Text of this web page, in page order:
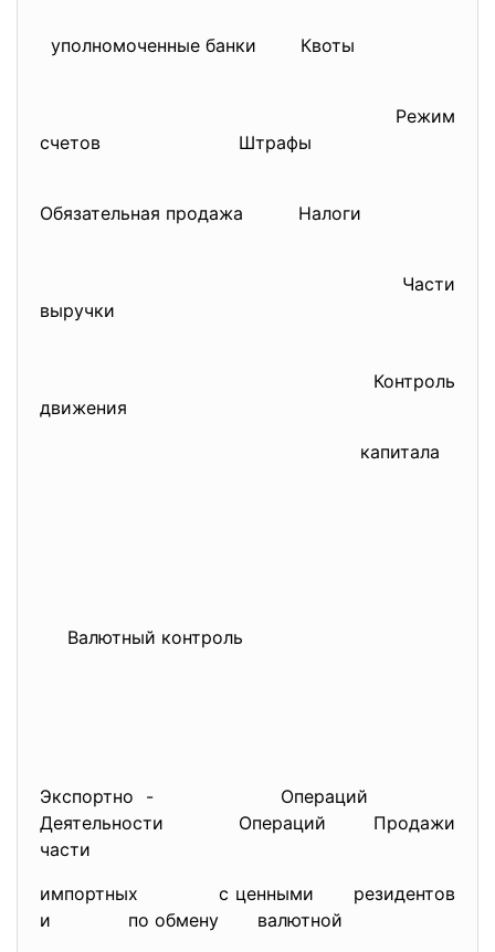
уполномоченные банки Квоты
Режим
счетов Штрафы
Обязательная продажа Налоги
Части
выручки
Контроль
движения
капитала
Валютный контроль
Экспортно - Операций
Деятельности Операций Продажи
части
импортных с ценными резидентов
и по обмену валютной